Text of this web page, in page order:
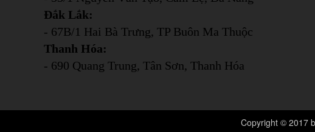
Đắk Lắk:
- 67B/1 Hai Bà Trưng, TP Buôn Ma Thuộc
Thanh Hóa:
- 690 Quang Trung, Tân Sơn, Thanh Hóa
Copyright © 2017